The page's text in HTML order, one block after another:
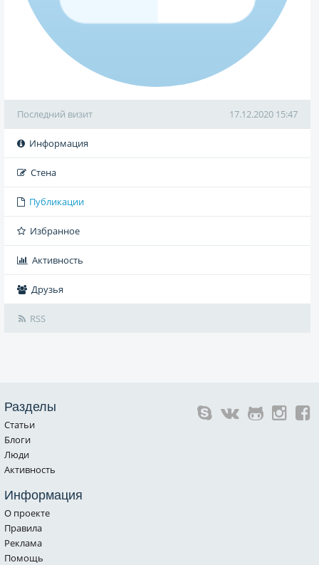
Последний визит 17.12.2020 15:47
Информация
Стена
Публикации
Избранное
Активность
Друзья
RSS
Разделы
Статьи
Блоги
Люди
Активность
Информация
О проекте
Правила
Реклама
Помощь